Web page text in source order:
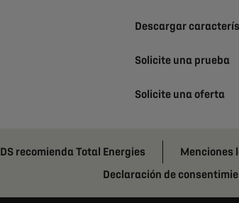
Descargar
Solicite una prueba
Solicite una oferta
DS recomienda Total Energies Menciones
Declaración de